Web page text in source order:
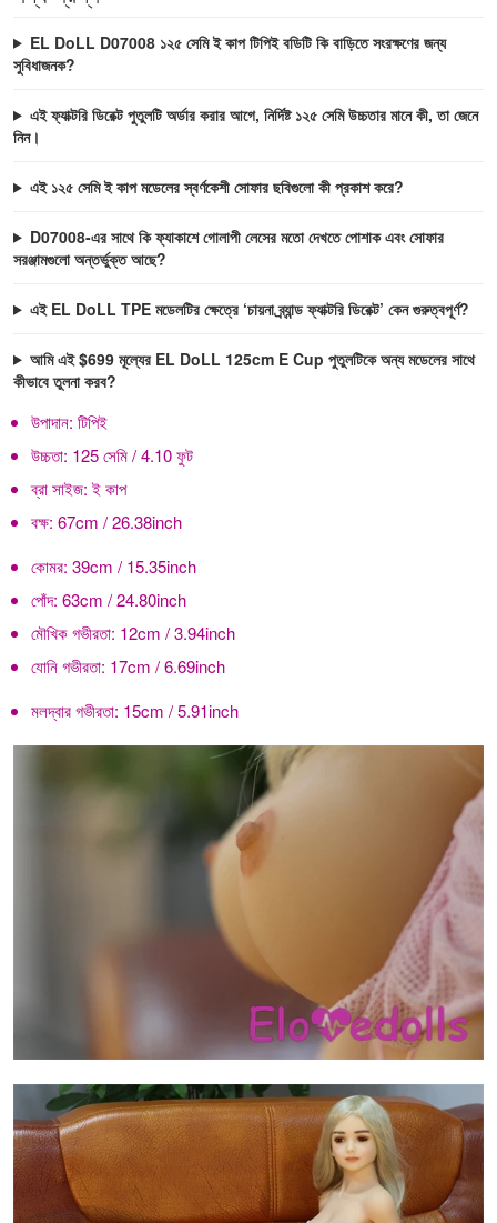
EL DoLL D07008 ১২৫ সেমি ই কাপ টিপিই বডিটি কি বাড়িতে সংরক্ষণের জন্য
সুবিধাজনক?
এই ফ্যাক্টরি ডিরেক্ট পুতুলটি অর্ডার করার আগে, নির্দিষ্ট ১২৫ সেমি উচ্চতার মানে কী, তা জেনে
নিন।
এই ১২৫ সেমি ই কাপ মডেলের স্বর্ণকেশী সোফার ছবিগুলো কী প্রকাশ করে?
D07008-এর সাথে কি ফ্যাকাশে গোলাপী লেসের মতো দেখতে পোশাক এবং সোফার
সরঞ্জামগুলো অন্তর্ভুক্ত আছে?
এই EL DoLL TPE মডেলটির ক্ষেত্রে ‘চায়না ব্র্যান্ড ফ্যাক্টরি ডিরেক্ট’ কেন গুরুত্বপূর্ণ?
আমি এই $699 মূল্যের EL DoLL 125cm E Cup পুতুলটিকে অন্য মডেলের সাথে
কীভাবে তুলনা করব?
উপাদান: টিপিই
উচ্চতা: 125 সেমি / 4.10 ফুট
ব্রা সাইজ:ই কাপ
বক্ষ: 67cm / 26.38inch
কোমর: 39cm / 15.35inch
পোঁদ: 63cm / 24.80inch
মৌখিক গভীরতা: 12cm / 3.94inch
যোনি গভীরতা: 17cm / 6.69inch
মলদ্বার গভীরতা: 15cm / 5.91inch